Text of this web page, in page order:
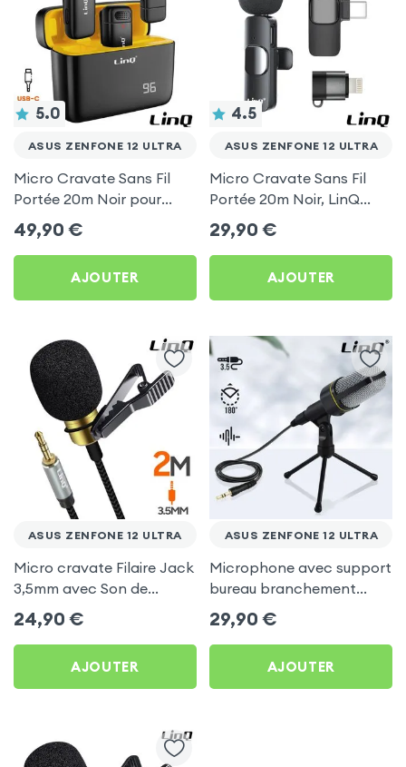
5.0
ASUS ZENFONE 12 ULTRA
Micro Cravate Sans Fil
Portée 20m Noir pour
Asus Zenfone 12 Ultra
49,90 €
AJOUTER
4.5
ASUS ZENFONE 12 ULTRA
Micro Cravate Sans Fil
Portée 20m Noir, LinQ
pour Asus Zenfone 12
Ultra
29,90 €
AJOUTER
ASUS ZENFONE 12 ULTRA
Micro cravate Filaire Jack
3,5mm avec Son de
Qualité, 2m - LinQ pour
Asus Zenfone 12 Ultra
24,90 €
AJOUTER
ASUS ZENFONE 12 ULTRA
Microphone avec support
bureau branchement
Jack 3.5 - Linq pour Asus
Zenfone 12 Ultra
29,90 €
AJOUTER